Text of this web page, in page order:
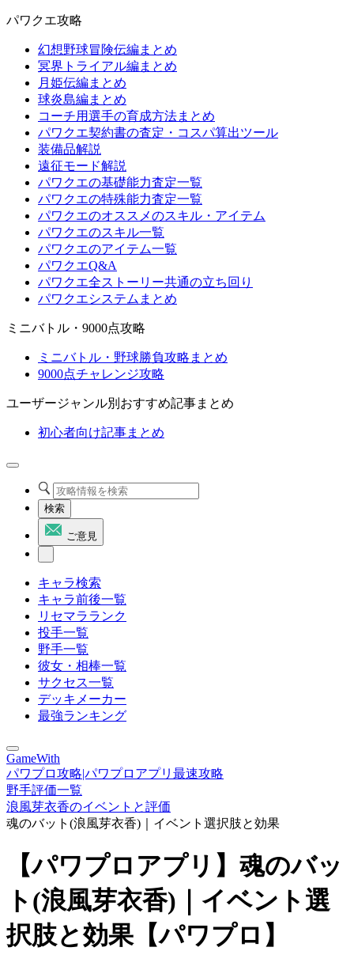
パワクエ攻略
幻想野球冒険伝編まとめ
冥界トライアル編まとめ
月姫伝編まとめ
球炎島編まとめ
コーチ用選手の育成方法まとめ
パワクエ契約書の査定・コスパ算出ツール
装備品解説
遠征モード解説
パワクエの基礎能力査定一覧
パワクエの特殊能力査定一覧
パワクエのオススメのスキル・アイテム
パワクエのスキル一覧
パワクエのアイテム一覧
パワクエQ&A
パワクエ全ストーリー共通の立ち回り
パワクエシステムまとめ
ミニバトル・9000点攻略
ミニバトル・野球勝負攻略まとめ
9000点チャレンジ攻略
ユーザージャンル別おすすめ記事まとめ
初心者向け記事まとめ
検索
ご意見
キャラ検索
キャラ前後一覧
リセマラランク
投手一覧
野手一覧
彼女・相棒一覧
サクセス一覧
デッキメーカー
最強ランキング
GameWith
パワプロ攻略|パワプロアプリ最速攻略
野手評価一覧
浪風芽衣香のイベントと評価
魂のバット(浪風芽衣香)｜イベント選択肢と効果
【パワプロアプリ】魂のバッ
ト(浪風芽衣香)｜イベント選
択肢と効果【パワプロ】